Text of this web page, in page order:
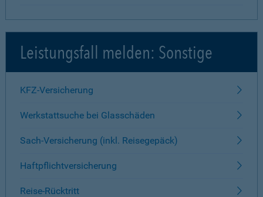
Leistungsfall melden: Sonstige
KFZ-Versicherung
Werkstattsuche bei Glasschäden
Sach-Versicherung (inkl. Reisegepäck)
Haftpflichtversicherung
Reise-Rücktritt